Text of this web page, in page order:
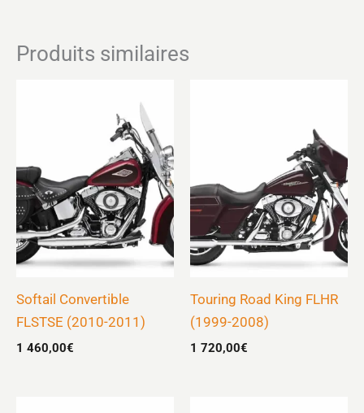
Produits similaires
Softail Convertible
FLSTSE (2010-2011)
1 460,00€
Touring Road King FLHR
(1999-2008)
1 720,00€